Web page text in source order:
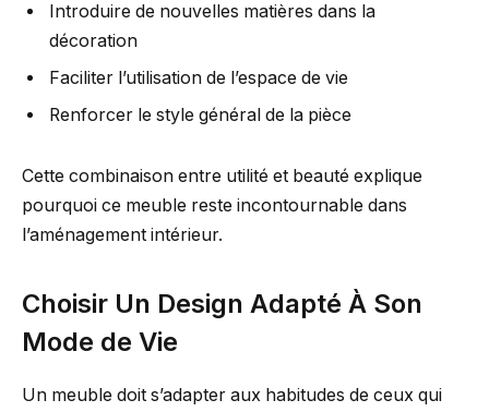
Introduire de nouvelles matières dans la
décoration
Faciliter l’utilisation de l’espace de vie
Renforcer le style général de la pièce
Cette combinaison entre utilité et beauté explique
pourquoi ce meuble reste incontournable dans
l’aménagement intérieur.
Choisir Un Design Adapté À Son
Mode de Vie
Un meuble doit s’adapter aux habitudes de ceux qui